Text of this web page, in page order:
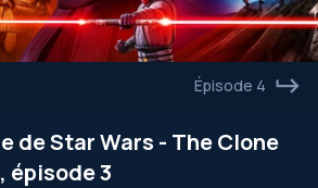
Épisode 4
de Star Wars - The Clone
épisode 3